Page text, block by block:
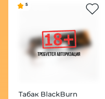
5
Табак BlackBurn